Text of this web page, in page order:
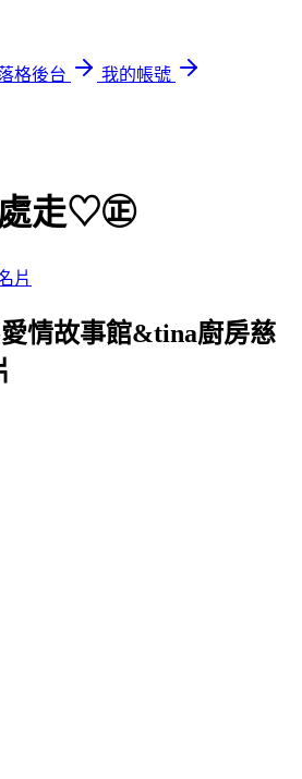
格後台
我的帳號
走♡㊣
片
愛情故事館&tina廚房慈